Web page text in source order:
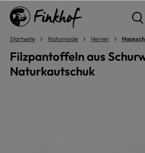
springen
Startseite Naturmode Herren
Filzpantoffeln aus
Naturkautschuk